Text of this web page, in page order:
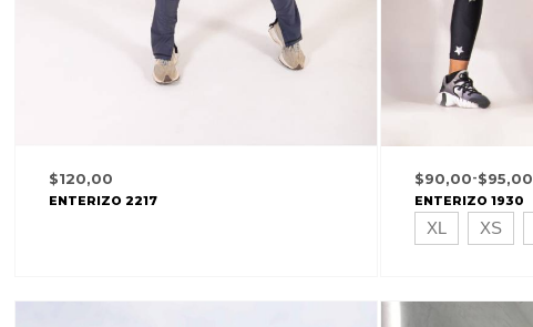
$120,00
ENTERIZO 2217
$90,00-$95,00
ENTERIZO 1930
XL XS